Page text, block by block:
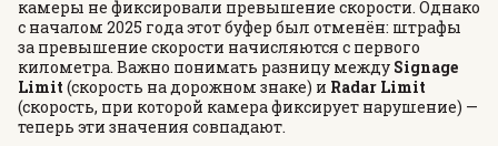
камеры не фиксировали превышение скорости. Однако
с началом 2025 года этот буфер был отменён: штрафы
за превышение скорости начисляются с первого
километра. Важно понимать разницу между Signage
Limit (скорость на дорожном знаке) и Radar Limit
(скорость, при которой камера фиксирует нарушение) —
теперь эти значения совпадают.